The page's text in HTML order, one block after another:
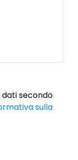
secondo
sulla